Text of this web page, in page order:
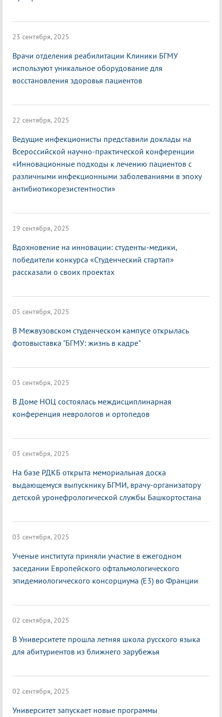
23 сентября, 2025
Врачи отделения реабилитации Клиники БГМУ
используют уникальное оборудование для
восстановления здоровья пациентов
22 сентября, 2025
Ведущие инфекционисты представили доклады на
Всероссийской научно-практической конференции
«Инновационные подходы к лечению пациентов с
различными инфекционными заболеваниями в эпоху
антибиотикорезистентности»
19 сентября, 2025
Вдохновение на инновации: студенты-медики,
победители конкурса «Студенческий стартап»
рассказали о своих проектах
05 сентября, 2025
В Межвузовском студенческом кампусе открылась
фотовыставка "БГМУ: жизнь в кадре"
03 сентября, 2025
В Доме НОЦ состоялась междисциплинарная
конференция неврологов и ортопедов
03 сентября, 2025
На базе РДКБ открыта мемориальная доска
выдающемуся выпускнику БГМИ, врачу-организатору
детской уронефрологической службы Башкортостана
03 сентября, 2025
Ученые института приняли участие в ежегодном
заседании Европейского офтальмологического
эпидемиологического консорциума (E3) во Франции
02 сентября, 2025
В Университете прошла летняя школа русского языка
для абитуриентов из ближнего зарубежья
02 сентября, 2025
Университет запускает новые программы